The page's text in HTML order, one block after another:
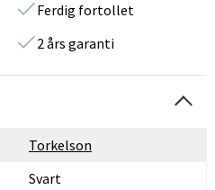
Ferdig fortollet
2 års garanti
Torkelson
Svart